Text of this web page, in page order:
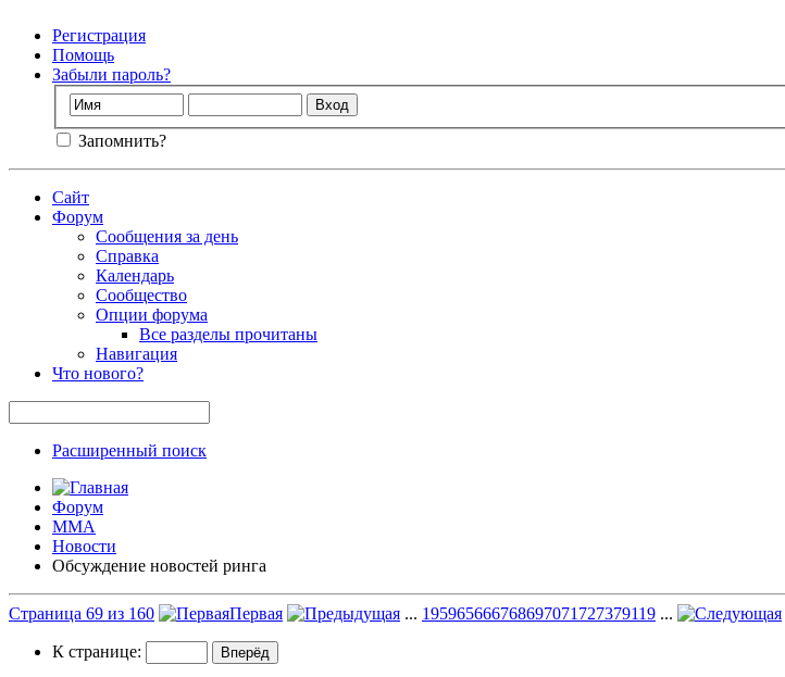
Регистрация
Помощь
Забыли пароль?
Запомнить?
Сайт
Форум
Сообщения за день
Справка
Календарь
Сообщество
Опции форума
Все разделы прочитаны
Навигация
Что нового?
Расширенный поиск
Форум
ММА
Новости
Обсуждение новостей ринга
Страница 69 из 160 Первая ... 195965666768697071 727379119 ...
К странице: